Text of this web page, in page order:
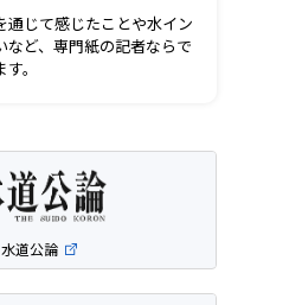
通じて感じたことや水イン
など、専門紙の記者ならで
。
水道公論